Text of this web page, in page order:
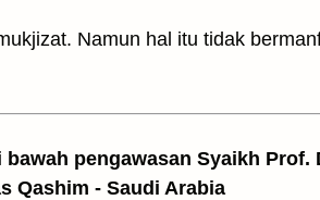
Namun hal itu tidak
pengawasan Syaikh
Qashim - Saudi Arabia